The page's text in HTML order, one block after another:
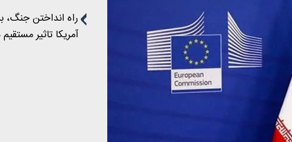
راه انداختن
آمریکا تاثیر